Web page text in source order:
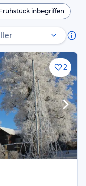
inbegriffen
2